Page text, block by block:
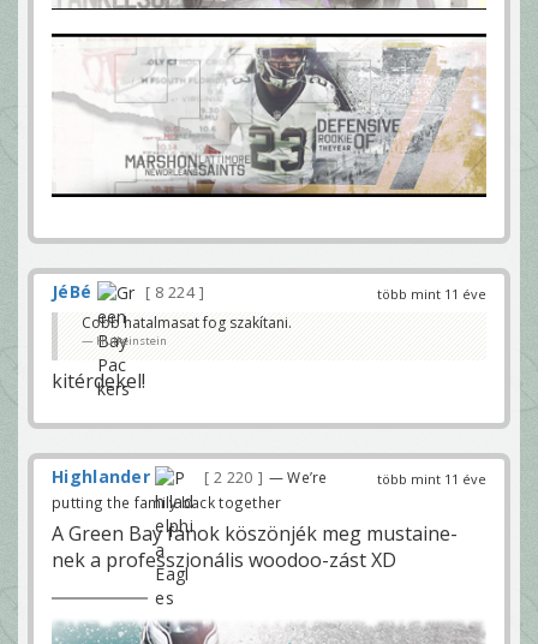
több mint 11 éve
JéBé
8 224
Cobb hatalmasat fog szakítani.
Hulkeinstein
kitérdekel!
több mint 11 éve
Highlander 2 220
— We’re
putting the family back together
A Green Bay fanok köszönjék meg mustaine-
nek a professzionális woodoo-zást XD